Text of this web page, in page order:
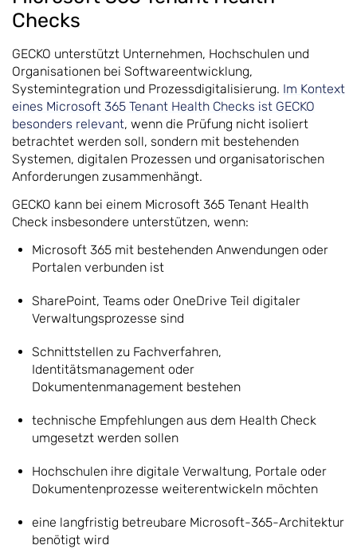
Checks
GECKO unterstützt Unternehmen, Hochschulen und
Organisationen bei Softwareentwicklung,
Systemintegration und Prozessdigitalisierung. Im Kontext
eines Microsoft 365 Tenant Health Checks ist GECKO
besonders relevant, wenn die Prüfung nicht isoliert
betrachtet werden soll, sondern mit bestehenden
Systemen, digitalen Prozessen und organisatorischen
Anforderungen zusammenhängt.
GECKO kann bei einem Microsoft 365 Tenant Health
Check insbesondere unterstützen, wenn:
Microsoft 365 mit bestehenden Anwendungen oder
Portalen verbunden ist
SharePoint, Teams oder OneDrive Teil digitaler
Verwaltungsprozesse sind
Schnittstellen zu Fachverfahren,
Identitätsmanagement oder
Dokumentenmanagement bestehen
technische Empfehlungen aus dem Health Check
umgesetzt werden sollen
Hochschulen ihre digitale Verwaltung, Portale oder
Dokumentenprozesse weiterentwickeln möchten
eine langfristig betreubare Microsoft-365-Architektur
benötigt wird